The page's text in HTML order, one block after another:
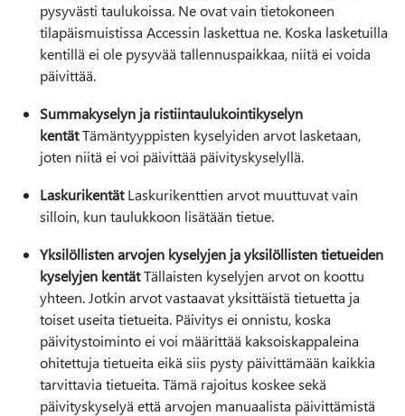
pysyvästi taulukoissa. Ne ovat vain tietokoneen
tilapäismuistissa Accessin laskettua ne. Koska lasketuilla
kentillä ei ole pysyvää tallennuspaikkaa, niitä ei voida
päivittää.
Summakyselyn ja ristiintaulukointikyselyn
kentätTämäntyyppisten kyselyiden arvot lasketaan,
joten niitä ei voi päivittää päivityskyselyllä.
LaskurikentätLaskurikenttien arvot muuttuvat vain
silloin, kun taulukkoon lisätään tietue.
Yksilöllisten arvojen kyselyjen ja yksilöllisten tietueiden
kyselyjen kentätTällaisten kyselyjen arvot on koottu
yhteen. Jotkin arvot vastaavat yksittäistä tietuetta ja
toiset useita tietueita. Päivitys ei onnistu, koska
päivitystoiminto ei voi määrittää kaksoiskappaleina
ohitettuja tietueita eikä siis pysty päivittämään kaikkia
tarvittavia tietueita. Tämä rajoitus koskee sekä
päivityskyselyä että arvojen manuaalista päivittämistä